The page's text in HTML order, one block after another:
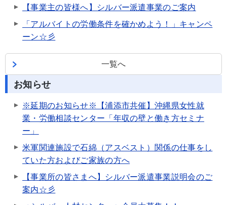
【事業主の皆様へ】シルバー派遣事業のご案内
「アルバイトの労働条件を確かめよう！」キャンペ
ーン☆彡
一覧へ
お知らせ
※延期のお知らせ※【浦添市共催】沖縄県女性就
業・労働相談センター「年収の壁と働き方セミナ
ー」
米軍関連施設で石綿（アスベスト）関係の仕事をし
ていた方およびご家族の方へ
【事業所の皆さまへ】シルバー派遣事業説明会のご
案内☆彡